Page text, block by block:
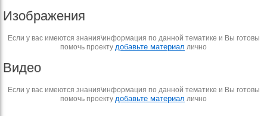
Изображения
Если у вас имеются знания\информация по данной тематике и Вы готовы
помочь проекту добавьте материал лично
Видео
Если у вас имеются знания\информация по данной тематике и Вы готовы
помочь проекту добавьте материал лично